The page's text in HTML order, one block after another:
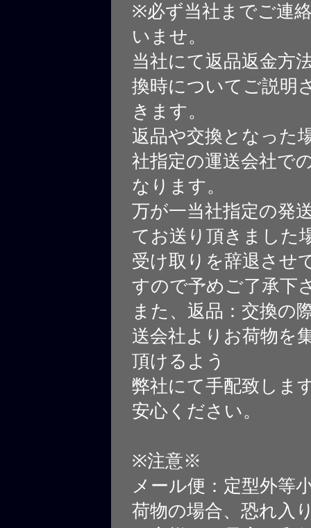
※必ず当社までご連
いませ。
当社にて返品返金方
換時についてご説明
きます。
返品や交換となった
社指定の運送会社で
なります。
万が一当社指定の発
てお送り頂きました
受け取りを辞退させ
すので予めご了承下
また、返品：交換の
送会社よりお荷物を
頂けるよう
弊社にて手配致しま
安心ください。
※注意※
メール便：定型外等
荷物の場合、恐れ入